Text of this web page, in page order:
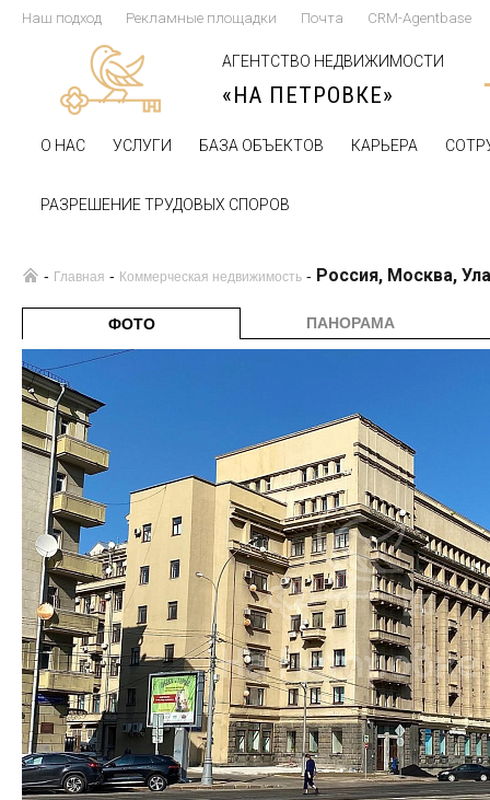
Наш подход Рекламные площадки Почта CRM-Agentbase
АГЕНТСТВО НЕДВИЖИМОСТИ
«НА ПЕТРОВКЕ»
О НАС УСЛУГИ БАЗА ОБЪЕКТОВ КАРЬЕРА
РАЗРЕШЕНИЕ ТРУДОВЫХ СПОРОВ
- Главная - Коммерческая недвижимость - Россия, Москва,
ФОТО ПАНОРАМА